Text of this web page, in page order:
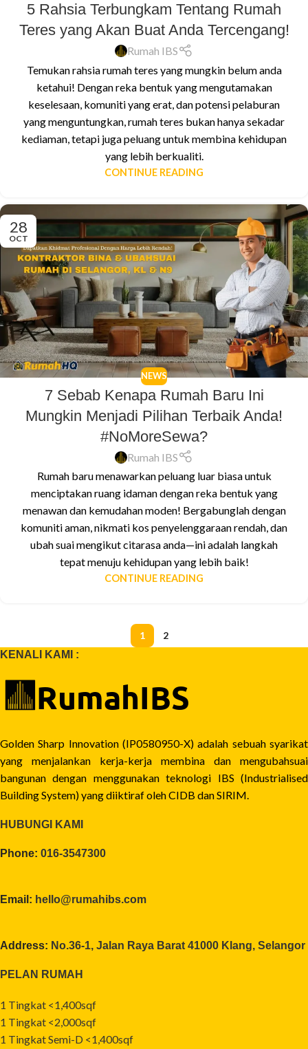
5 Rahsia Terbungkam Tentang Rumah
Teres yang Akan Buat Anda Tercengang!
Rumah IBS
Temukan rahsia rumah teres yang mungkin belum anda
ketahui! Dengan reka bentuk yang mengutamakan
keselesaan, komuniti yang erat, dan potensi pelaburan
yang menguntungkan, rumah teres bukan hanya sekadar
kediaman, tetapi juga peluang untuk membina kehidupan
yang lebih berkualiti.
CONTINUE READING
28
OCT
NEWS
7 Sebab Kenapa Rumah Baru Ini
Mungkin Menjadi Pilihan Terbaik Anda!
#NoMoreSewa?
Rumah IBS
Rumah baru menawarkan peluang luar biasa untuk
menciptakan ruang idaman dengan reka bentuk yang
menawan dan kemudahan moden! Bergabunglah dengan
komuniti aman, nikmati kos penyelenggaraan rendah, dan
ubah suai mengikut citarasa anda—ini adalah langkah
tepat menuju kehidupan yang lebih baik!
CONTINUE READING
1
2
KENALI KAMI :
Golden Sharp Innovation (IP0580950-X) adalah sebuah syarikat
yang menjalankan kerja-kerja membina dan mengubahsuai
bangunan dengan menggunakan teknologi IBS (Industrialised
Building System) yang diiktiraf oleh CIDB dan SIRIM.
HUBUNGI KAMI
Phone: 016-3547300
Email: hello@rumahibs.com
Address: No.36-1, Jalan Raya Barat 41000 Klang, Selangor
PELAN RUMAH
1 Tingkat <1,400sqf
1 Tingkat <2,000sqf
1 Tingkat Semi-D <1,400sqf